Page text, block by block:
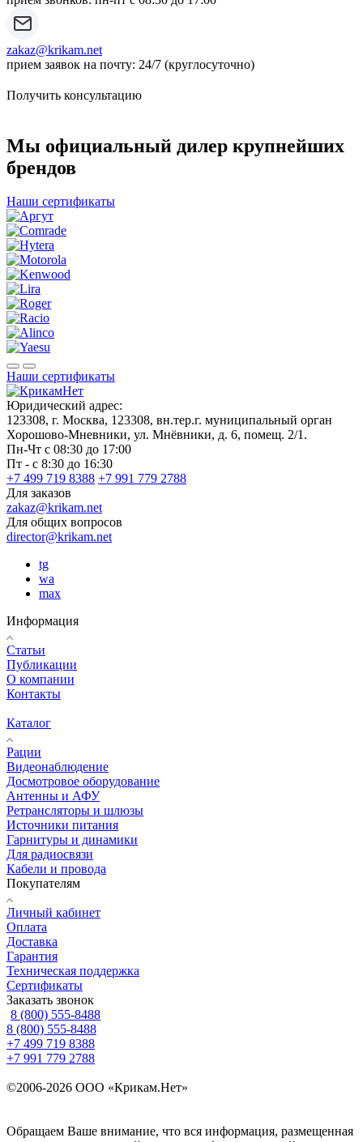
zakaz@krikam.net
прием заявок на почту: 24/7 (круглосуточно)
Получить консультацию
Мы официальный дилер крупнейших
брендов
Наши сертификаты
Наши сертификаты
Юридический адрес:
123308, г. Москва, 123308, вн.тер.г. муниципальный орган
Хорошово-Мневники, ул. Мнёвники, д. 6, помещ. 2/1.
Пн-Чт с 08:30 до 17:00
Пт - с 8:30 до 16:30
+7 499 719 8388 +7 991 779 2788
Для заказов
zakaz@krikam.net
Для общих вопросов
director@krikam.net
tg
wa
max
Информация
Статьи
Публикации
О компании
Контакты
Каталог
Рации
Видеонаблюдение
Досмотровое оборудование
Антенны и АФУ
Ретрансляторы и шлюзы
Источники питания
Гарнитуры и динамики
Для радиосвязи
Кабели и провода
Покупателям
Личный кабинет
Оплата
Доставка
Гарантия
Техническая поддержка
Сертификаты
Заказать звонок
8 (800) 555-8488
8 (800) 555-8488
+7 499 719 8388
+7 991 779 2788
©2006-2026 ООО «Крикам.Нет»
Обращаем Ваше внимание, что вся информация, размещенная